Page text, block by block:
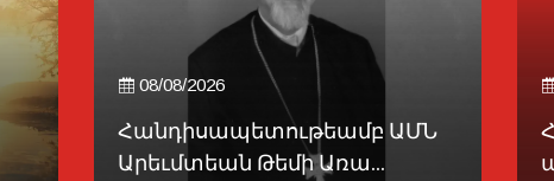
07/08/2026
Հայաստանի մէջ ԵՄ-ին
անդամակցելու հարցով...